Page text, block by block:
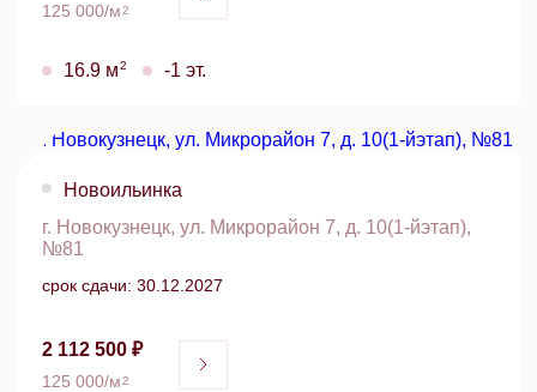
125 000/м2
16.9 м2 -1 эт.
Новоильинка
г. Новокузнецк, ул. Микрорайон 7, д. 10(1-йэтап),
№81
срок сдачи: 30.12.2027
2 112 500 ₽
125 000/м2